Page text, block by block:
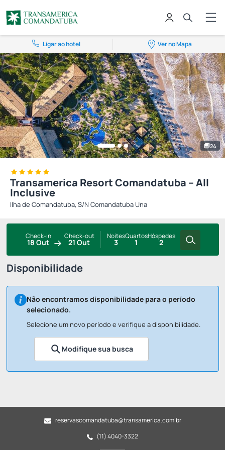
Ligar ao hotel Ver no Mapa
24
Transamerica Resort Comandatuba – All
Inclusive
Ilha de Comandatuba, S/N Comandatuba Una
Check-in
18 Out
Check-out
21 Out
Noites
3
Quartos
1
Hóspedes
2
Disponibilidade
Não encontramos disponibilidade para o período
selecionado.
Selecione um novo período e verifique a disponibilidade.
Modifique sua busca
reservascomandatuba@transamerica.com.br
(11) 4040-3322